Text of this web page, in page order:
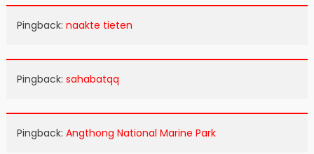
Pingback: naakte tieten
Pingback: sahabatqq
Pingback: Angthong National Marine Park